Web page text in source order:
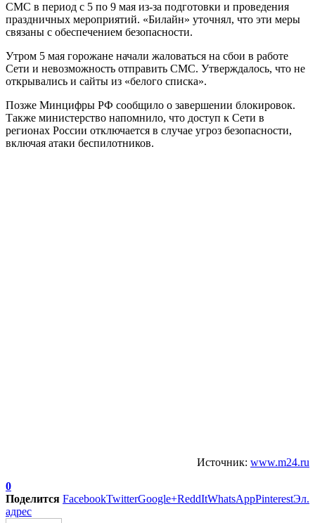
СМС в период с 5 по 9 мая из-за подготовки и проведения
праздничных мероприятий. «Билайн» уточнял, что эти меры
связаны с обеспечением безопасности.
Утром 5 мая горожане начали жаловаться на сбои в работе
Сети и невозможность отправить СМС. Утверждалось, что не
открывались и сайты из «белого списка».
Позже Минцифры РФ сообщило о завершении блокировок.
Также министерство напомнило, что доступ к Сети в
регионах России отключается в случае угроз безопасности,
включая атаки беспилотников.
Источник: www.m24.ru
0
Поделится FacebookTwitterGoogle+ReddItWhatsAppPinterestЭл.
адрес